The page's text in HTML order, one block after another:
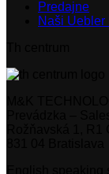
Predajne
Naši Uebler